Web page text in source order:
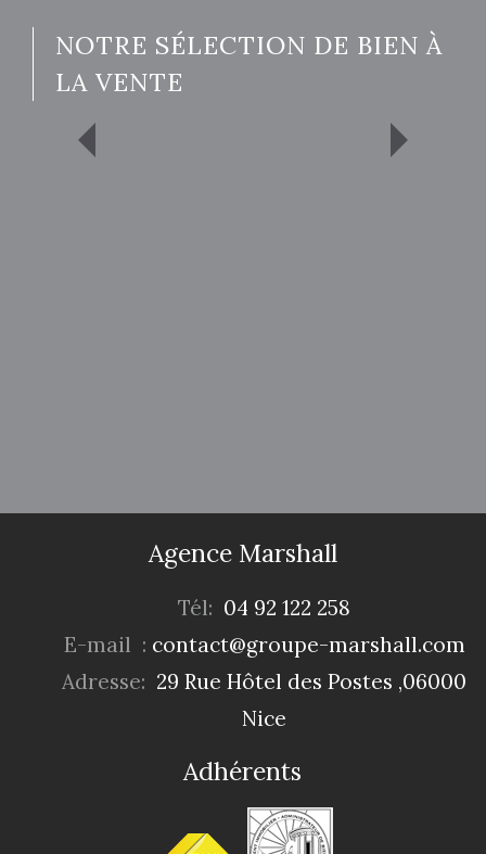
NOTRE SÉLECTION DE BIEN À
LA VENTE
Agence Marshall
Tél: 04 92 122 258
E-mail : contact@groupe-marshall.com
Adresse: 29 Rue Hôtel des Postes ,06000
Nice
Adhérents